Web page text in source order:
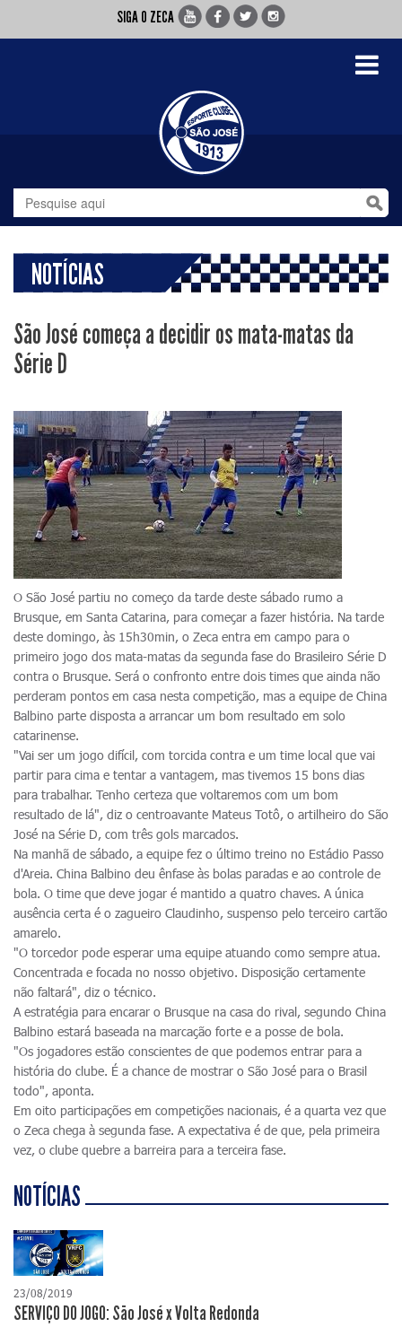
SIGA O ZECA
Toggle
NOTÍCIAS
São José começa a decidir os mata-matas da
Série D
O São José partiu no começo da tarde deste sábado rumo a
Brusque, em Santa Catarina, para começar a fazer história. Na tarde
deste domingo, às 15h30min, o Zeca entra em campo para o
primeiro jogo dos mata-matas da segunda fase do Brasileiro Série D
contra o Brusque. Será o confronto entre dois times que ainda não
perderam pontos em casa nesta competição, mas a equipe de China
Balbino parte disposta a arrancar um bom resultado em solo
catarinense.
"Vai ser um jogo difícil, com torcida contra e um time local que vai
partir para cima e tentar a vantagem, mas tivemos 15 bons dias
para trabalhar. Tenho certeza que voltaremos com um bom
resultado de lá", diz o centroavante Mateus Totô, o artilheiro do São
José na Série D, com três gols marcados.
Na manhã de sábado, a equipe fez o último treino no Estádio Passo
d'Areia. China Balbino deu ênfase às bolas paradas e ao controle de
bola. O time que deve jogar é mantido a quatro chaves. A única
ausência certa é o zagueiro Claudinho, suspenso pelo terceiro cartão
amarelo.
"O torcedor pode esperar uma equipe atuando como sempre atua.
Concentrada e focada no nosso objetivo. Disposição certamente
não faltará", diz o técnico.
A estratégia para encarar o Brusque na casa do rival, segundo China
Balbino estará baseada na marcação forte e a posse de bola.
"Os jogadores estão conscientes de que podemos entrar para a
história do clube. É a chance de mostrar o São José para o Brasil
todo", aponta.
Em oito participações em competições nacionais, é a quarta vez que
o Zeca chega à segunda fase. A expectativa é de que, pela primeira
vez, o clube quebre a barreira para a terceira fase.
NOTÍCIAS
23/08/2019
SERVIÇO DO JOGO: São José x Volta Redonda